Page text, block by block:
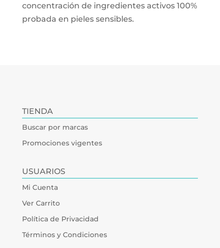
concentración de ingredientes activos 100%
probada en pieles sensibles.
TIENDA
Buscar por marcas
Promociones vigentes
USUARIOS
Mi Cuenta
Ver Carrito
Política de Privacidad
Términos y Condiciones